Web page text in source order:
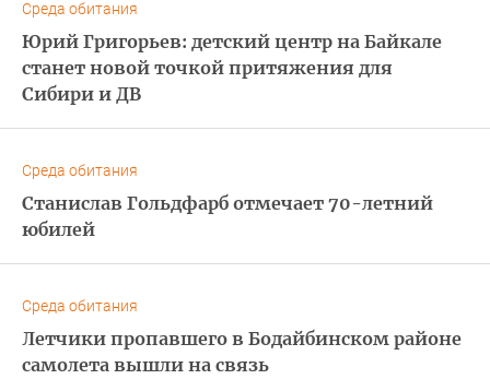
Среда обитания
Юрий Григорьев: детский центр на Байкале
станет новой точкой притяжения для
Сибири и ДВ
Среда обитания
Станислав Гольдфарб отмечает 70-летний
юбилей
Среда обитания
Летчики пропавшего в Бодайбинском районе
самолета вышли на связь